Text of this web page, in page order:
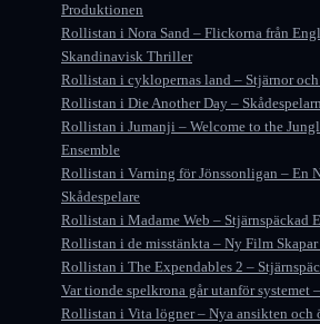
Produktionen
Rollistan i Nora Sand – Flickorna från
Skandinavisk Thriller
Rollistan i cyklopernas land – Stjärnor och
Rollistan i Die Another Day –
Rollistan i Jumanji – Welcome to the
Ensemble
Rollistan i Varning för Jönssonligan – En
Skådespelare
Rollistan i Madame Web – Stjärnspäckad
Rollistan i de misstänkta – Ny Film
Rollistan i The Expendables 2 –
Var tionde spelkrona går utanför systemet
Rollistan i Vita lögner – Nya ansikten och